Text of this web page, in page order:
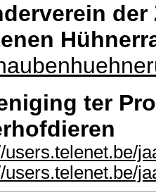
ter
users.telenet.be/
users.telenet.be/